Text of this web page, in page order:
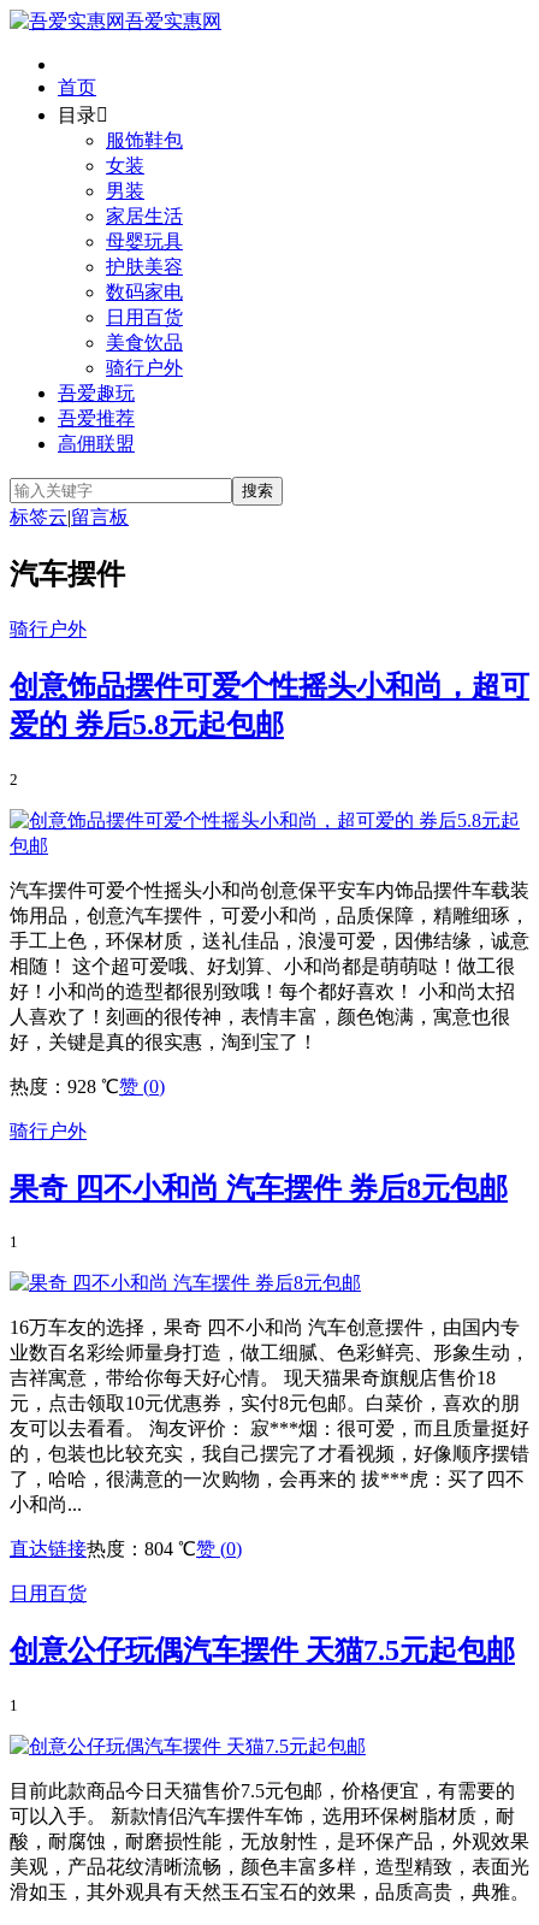
吾爱实惠网
首页
目录
服饰鞋包
女装
男装
家居生活
母婴玩具
护肤美容
数码家电
日用百货
美食饮品
骑行户外
吾爱趣玩
吾爱推荐
高佣联盟
标签云|留言板
汽车摆件
骑行户外
创意饰品摆件可爱个性摇头小和尚，超可
爱的 券后5.8元起包邮
2
汽车摆件可爱个性摇头小和尚创意保平安车内饰品摆件车载装
饰用品，创意汽车摆件，可爱小和尚，品质保障，精雕细琢，
手工上色，环保材质，送礼佳品，浪漫可爱，因佛结缘，诚意
相随！ 这个超可爱哦、好划算、小和尚都是萌萌哒！做工很
好！小和尚的造型都很别致哦！每个都好喜欢！ 小和尚太招
人喜欢了！刻画的很传神，表情丰富，颜色饱满，寓意也很
好，关键是真的很实惠，淘到宝了！
热度：928 ℃赞 (0)
骑行户外
果奇 四不小和尚 汽车摆件 券后8元包邮
1
16万车友的选择，果奇 四不小和尚 汽车创意摆件，由国内专
业数百名彩绘师量身打造，做工细腻、色彩鲜亮、形象生动，
吉祥寓意，带给你每天好心情。 现天猫果奇旗舰店售价18
元，点击领取10元优惠券，实付8元包邮。白菜价，喜欢的朋
友可以去看看。 淘友评价： 寂***烟：很可爱，而且质量挺好
的，包装也比较充实，我自己摆完了才看视频，好像顺序摆错
了，哈哈，很满意的一次购物，会再来的 拔***虎：买了四不
小和尚...
直达链接热度：804 ℃赞 (0)
日用百货
创意公仔玩偶汽车摆件 天猫7.5元起包邮
1
目前此款商品今日天猫售价7.5元包邮，价格便宜，有需要的
可以入手。 新款情侣汽车摆件车饰，选用环保树脂材质，耐
酸，耐腐蚀，耐磨损性能，无放射性，是环保产品，外观效果
美观，产品花纹清晰流畅，颜色丰富多样，造型精致，表面光
滑如玉，其外观具有天然玉石宝石的效果，品质高贵，典雅。